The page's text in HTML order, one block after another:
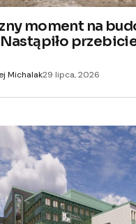
moment na
Michalak29 lipca, 2026